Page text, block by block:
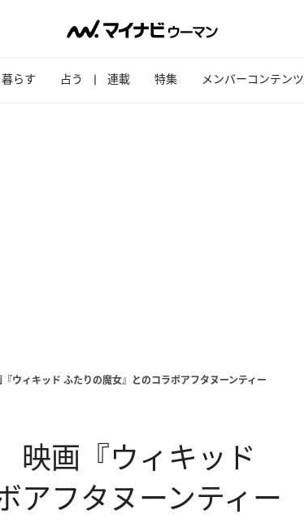
暮らす 占う 連載 特集 メンバーコンテンツ
ウィキッド ふたりの魔女』とのコラボアフタヌーンティー
画『ウィキッド
アフタヌーンティー